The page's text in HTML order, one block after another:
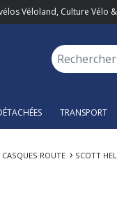
Véloland, Culture Vélo
TRANSPORT
CASQUES ROUTE SCOTT